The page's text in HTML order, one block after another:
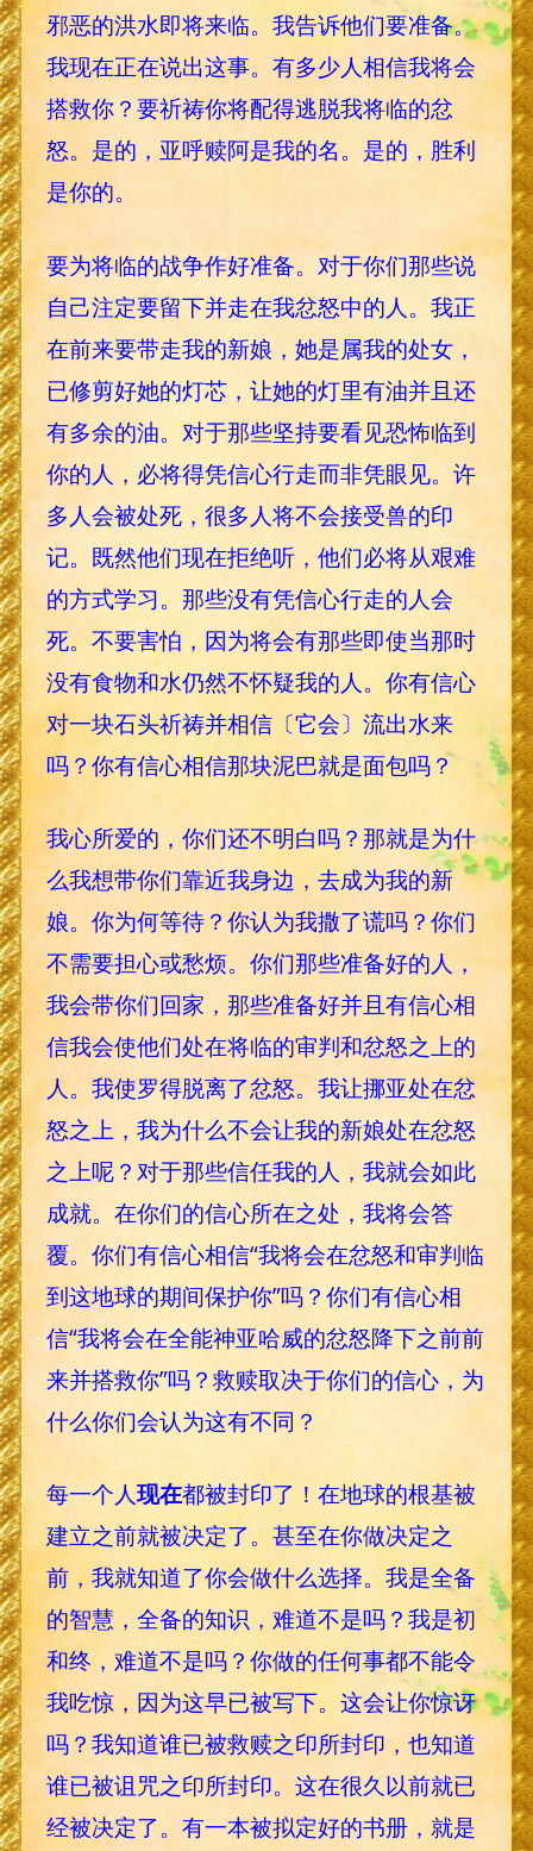
邪恶的洪水即将来临。我告诉他们要准备。
我现在正在说出这事。有多少人相信我将会
搭救你？要祈祷你将配得逃脱我将临的忿
怒。是的，亚呼赎阿是我的名。是的，胜利
是你的。
要为将临的战争作好准备。对于你们那些说
自己注定要留下并走在我忿怒中的人。我正
在前来要带走我的新娘，她是属我的处女，
已修剪好她的灯芯，让她的灯里有油并且还
有多余的油。对于那些坚持要看见恐怖临到
你的人，必将得凭信心行走而非凭眼见。许
多人会被处死，很多人将不会接受兽的印
记。既然他们现在拒绝听，他们必将从艰难
的方式学习。那些没有凭信心行走的人会
死。不要害怕，因为将会有那些即使当那时
没有食物和水仍然不怀疑我的人。你有信心
对一块石头祈祷并相信〔它会〕流出水来
吗？你有信心相信那块泥巴就是面包吗？
我心所爱的，你们还不明白吗？那就是为什
么我想带你们靠近我身边，去成为我的新
娘。你为何等待？你认为我撒了谎吗？你们
不需要担心或愁烦。你们那些准备好的人，
我会带你们回家，那些准备好并且有信心相
信我会使他们处在将临的审判和忿怒之上的
人。我使罗得脱离了忿怒。我让挪亚处在忿
怒之上，我为什么不会让我的新娘处在忿怒
之上呢？对于那些信任我的人，我就会如此
成就。在你们的信心所在之处，我将会答
覆。你们有信心相信“我将会在忿怒和审判临
到这地球的期间保护你”吗？你们有信心相
信“我将会在全能神亚哈威的忿怒降下之前前
来并搭救你”吗？救赎取决于你们的信心，为
什么你们会认为这有不同？
每一个人现在都被封印了！在地球的根基被
建立之前就被决定了。甚至在你做决定之
前，我就知道了你会做什么选择。我是全备
的智慧，全备的知识，难道不是吗？我是初
和终，难道不是吗？你做的任何事都不能令
我吃惊，因为这早已被写下。这会让你惊讶
吗？我知道谁已被救赎之印所封印，也知道
谁已被诅咒之印所封印。这在很久以前就已
经被决定了。有一本被拟定好的书册，就是